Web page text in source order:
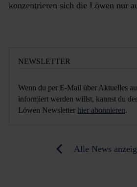
konzentrieren sich die Löwen nur
NEWSLETTER
Wenn du per E-Mail über Aktuelles
informiert werden willst, kannst du
Löwen Newsletter hier abonnieren.
Alle News